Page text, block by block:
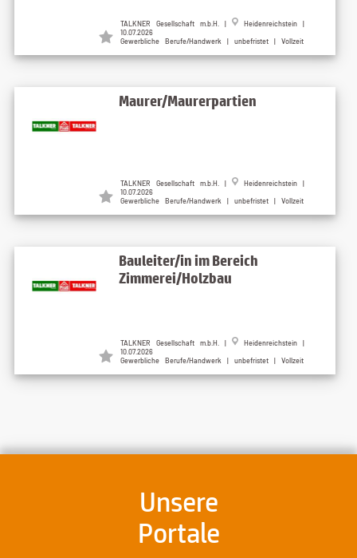
TALKNER Gesellschaft m.b.H. |
Heidenreichstein |
10.07.2026
Gewerbliche Berufe/Handwerk | unbefristet | Vollzeit
Maurer/Maurerpartien
TALKNER Gesellschaft m.b.H. |
Heidenreichstein |
10.07.2026
Gewerbliche Berufe/Handwerk | unbefristet | Vollzeit
Bauleiter/in im Bereich
Zimmerei/Holzbau
TALKNER Gesellschaft m.b.H. |
Heidenreichstein |
10.07.2026
Gewerbliche Berufe/Handwerk | unbefristet | Vollzeit
Unsere
Portale